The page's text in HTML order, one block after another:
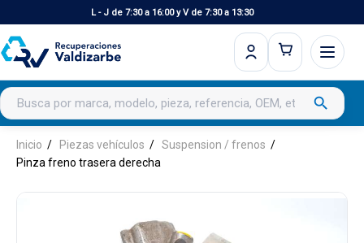
L - J de 7:30 a 16:00 y V de 7:30 a 13:30
Buscar productos search
Inicio Piezas vehículos
Suspension / frenos
Pinza freno trasera derecha